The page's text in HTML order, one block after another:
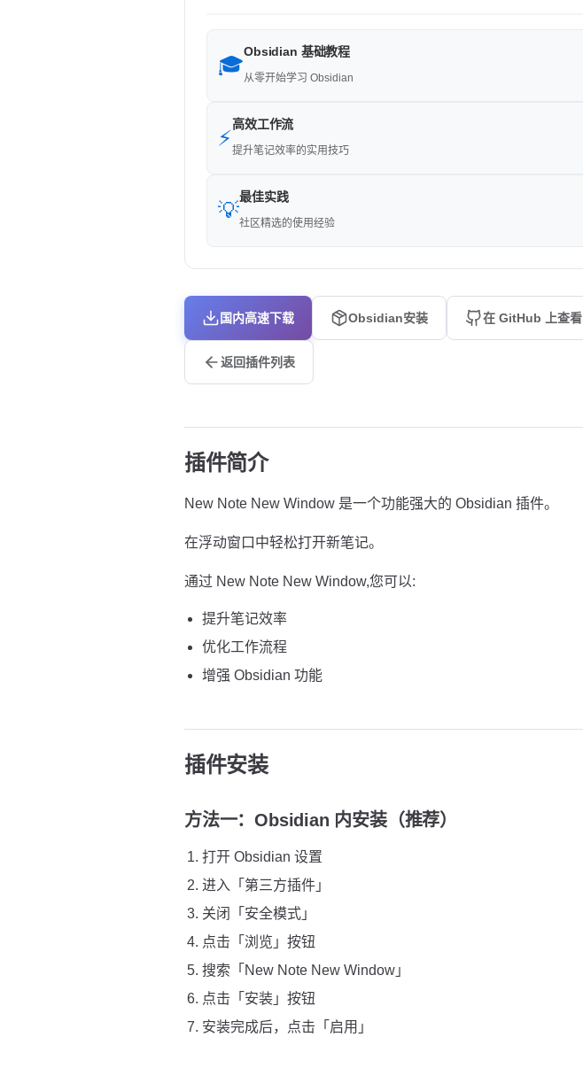
🎓
Obsidian 基础教程
从零开始学习 Obsidian
⚡
高效工作流
提升笔记效率的实用技巧
💡
最佳实践
社区精选的使用经验
国内高速下载 Obsidian安装 在 GitHub 上查看
返回插件列表
插件简介
New Note New Window 是一个功能强大的 Obsidian 插件。
在浮动窗口中轻松打开新笔记。
通过 New Note New Window,您可以:
提升笔记效率
优化工作流程
增强 Obsidian 功能
插件安装
方法一：Obsidian 内安装（推荐）
打开 Obsidian 设置
进入「第三方插件」
关闭「安全模式」
点击「浏览」按钮
搜索「New Note New Window」
点击「安装」按钮
安装完成后，点击「启用」